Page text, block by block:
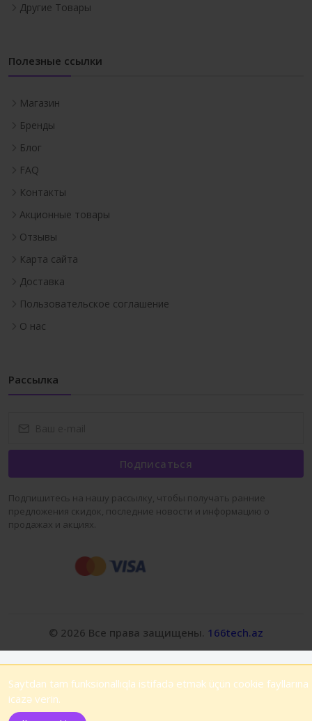
Другие Товары
Полезные ссылки
Магазин
Бренды
Блог
FAQ
Контакты
Акционные товары
Отзывы
Карта сайта
Доставка
Пользовательское соглашение
О нас
Рассылка
Подписаться
Подпишитесь на нашу рассылку, чтобы получать ранние
предложения скидок, последние новости и информацию о
продажах и акциях.
© 2026 Все права защищены. 166tech.az
Saytdan tam funksionallıqla istifadə etmək üçün cookie fayllarına
icazə verin.